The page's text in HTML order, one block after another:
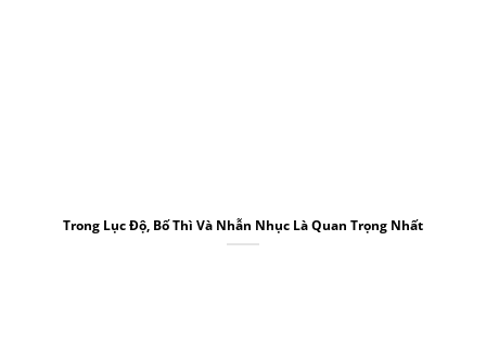
Trong Lục Độ, Bố Thì Và Nhẫn Nhục Là Quan Trọng Nhất